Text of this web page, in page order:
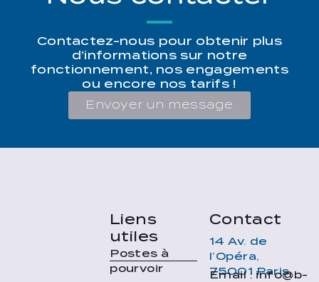
Contactez-nous pour obtenir plus
d’informations sur notre
fonctionnement, nos engagements
ou encore nos tarifs !
Envoyer un message
Liens
utiles
Postes à
pourvoir
Contact
14 Av. de
l’Opéra,
75001 Paris
Email : info@b-